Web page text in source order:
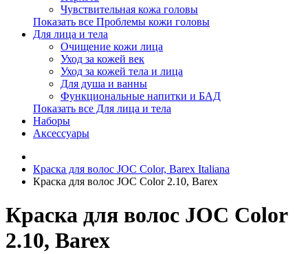
Чувствительная кожа головы
Показать все Проблемы кожи головы
Для лица и тела
Очищение кожи лица
Уход за кожей век
Уход за кожей тела и лица
Для душа и ванны
Функциональные напитки и БАД
Показать все Для лица и тела
Наборы
Аксессуары
Краска для волос JOC Color, Barex Italiana
Краска для волос JOC Color 2.10, Barex
Краска для волос JOC Color
2.10, Barex